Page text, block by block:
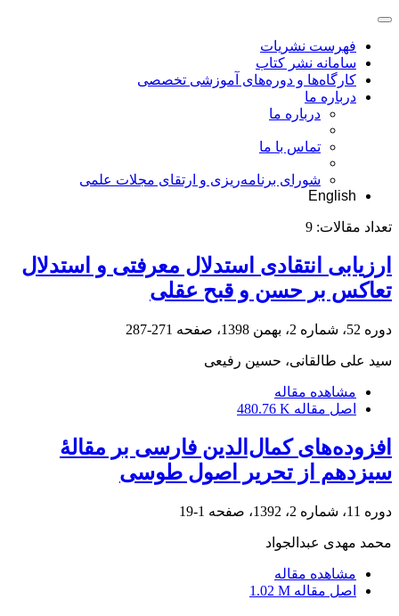
فهرست نشریات
سامانه نشر کتاب
کارگاه‌ها و دوره‌های آموزشی تخصصی
درباره ما
درباره ما
تماس با ما
شورای برنامه‌ریزی و ارتقای مجلات علمی
English
تعداد مقالات: 9
ارزیابی انتقادی استدلال معرفتی و استدلال
تعاکس بر حسن و قبح عقلی
دوره 52، شماره 2، بهمن 1398، صفحه 271-287
سید علی طالقانی، حسین رفیعی
مشاهده مقاله
اصل مقاله 480.76 K
افزوده‌های کمال‌الدین فارسی بر مقالۀ
سیزدهم از تحریر اصول طوسی
دوره 11، شماره 2، 1392، صفحه 1-19
محمد مهدی عبدالجواد
مشاهده مقاله
اصل مقاله 1.02 M